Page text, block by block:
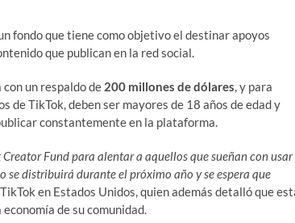
fondo que tiene como objetivo el destinar apoyos
que publican en la red social.
un respaldo de 200 millones de dólares, y para
de TikTok, deben ser mayores de 18 años de edad y
constantemente en la plataforma.
Fund para alentar a aquellos que sueñan con usar
distribuirá durante el próximo año y se espera que
en Estados Unidos, quien además detalló que
de su comunidad.